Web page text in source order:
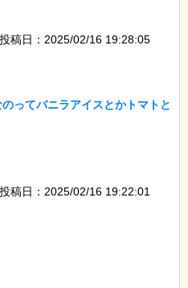
投稿日：2025/02/16 19:28:05
ってバニラアイスとかトマトと
投稿日：2025/02/16 19:22:01